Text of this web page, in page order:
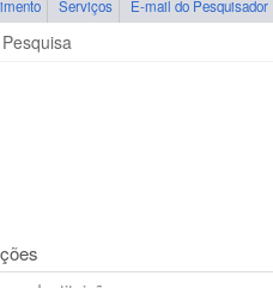
Serviços E-mail do Pesquisador